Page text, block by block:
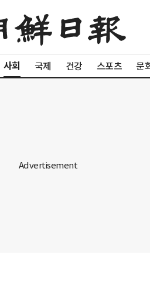
사회 국제 건강 스포츠 문